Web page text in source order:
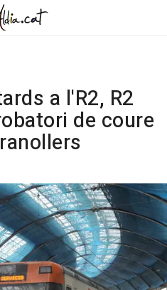
a l'R2, R2
de coure